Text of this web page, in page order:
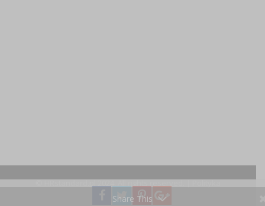
© HRstandard.pl 2024, All rights reserved. |Polityka
prywatności
Share This